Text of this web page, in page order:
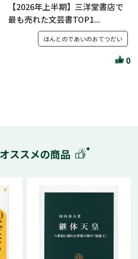
【2026年上半期】三洋堂書店で
最も売れた文芸書TOP1...
ほんとのであいのおてつだい
0
ススメの商品